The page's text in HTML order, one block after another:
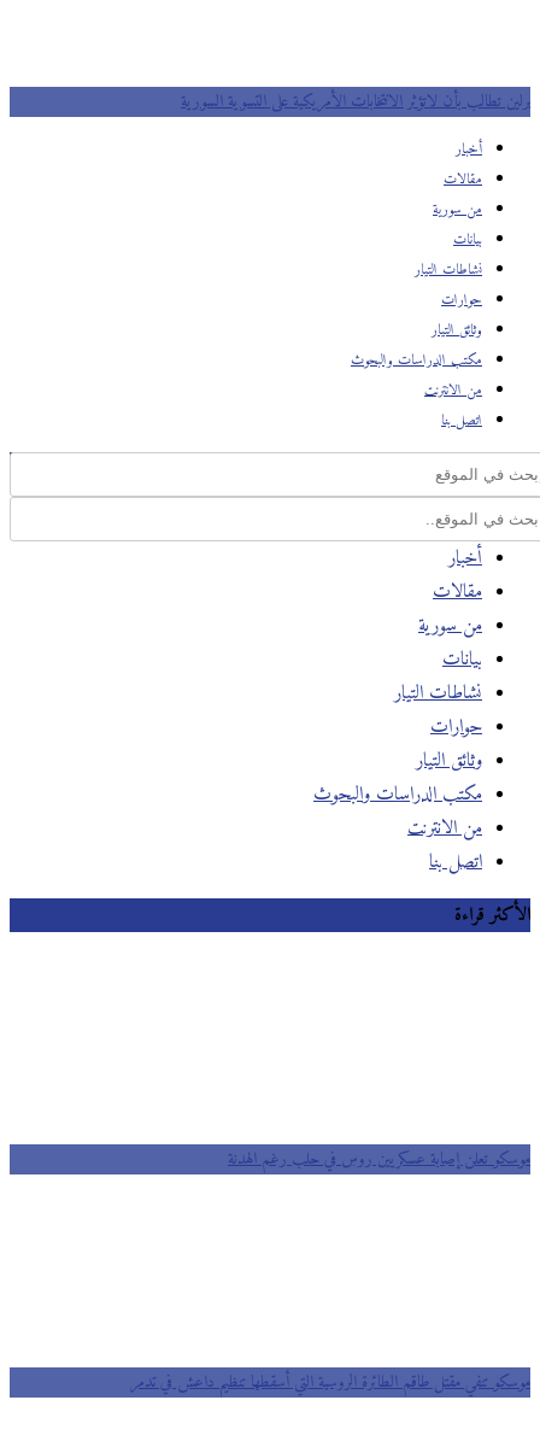
برلين تطالب بأن لاتؤثر الانتخابات الأمريكية على التسوية السورية
أخبار
مقالات
من سورية
بيانات
نشاطات التيار
حوارات
وثائق التيار
مكتب الدراسات والبحوث
من الانترنت
اتصل بنا
أخبار
مقالات
من سورية
بيانات
نشاطات التيار
حوارات
وثائق التيار
مكتب الدراسات والبحوث
من الانترنت
اتصل بنا
الأكثر قراءة
موسكو تعلن إصابة عسكريين روس في حلب رغم الهدنة
موسكو تنفي مقتل طاقم الطائرة الروسية التي أسقطها تنظيم داعش في تدمر